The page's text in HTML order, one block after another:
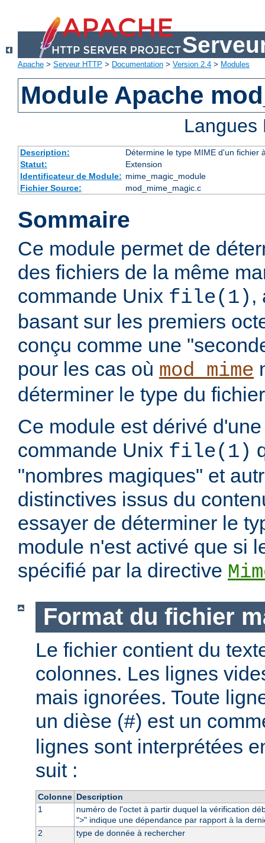
Apache > Serveur HTTP > Documentation > Version 2.4 > Modules
Module Apache
Description:
Détermine le type MIME d'un fichier
Statut:
Extension
Identificateur de Module: mime_magic_module
Fichier Source:
mod_mime_magic.c
Sommaire
Ce module permet de
des fichiers de la même
commande Unix file(1) ,
basant sur les premiers
conçu comme une
pour les cas où mod_mime
déterminer le type du
Ce module est dérivé
commande Unix file(1)
"nombres magiques" et
distinctives issus du
essayer de déterminer le
module n'est activé que si
spécifié par la directive
Format du fichier
Le fichier contient du
colonnes. Les lignes
mais ignorées. Toute
un dièse (#) est un
lignes sont interprétées
suit :
Colonne Description
1
numéro de l'octet à partir duquel la vérification
">" indique une dépendance par rapport à la
2
type de donnée à rechercher